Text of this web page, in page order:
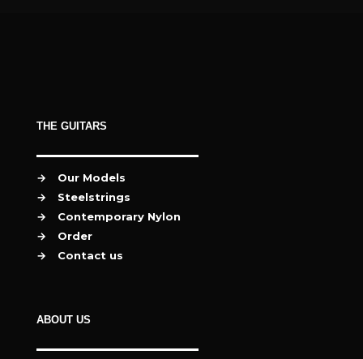
THE GUITARS
→
Our Models
→
Steelstrings
→
Contemporary Nylon
→
Order
→
Contact us
ABOUT US